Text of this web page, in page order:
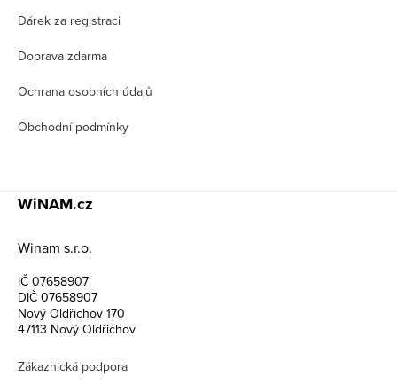
Dárek za registraci
Doprava zdarma
Ochrana osobních údajů
Obchodní podmínky
WiNAM.cz
Winam s.r.o.
IČ 07658907
DIČ 07658907
Nový Oldřichov 170
47113 Nový Oldřichov
Zákaznická podpora